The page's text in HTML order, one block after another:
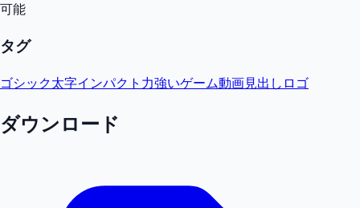
可能
タグ
ゴシック太字インパクト 力強いゲーム動画見出し ロゴ
ダウンロード